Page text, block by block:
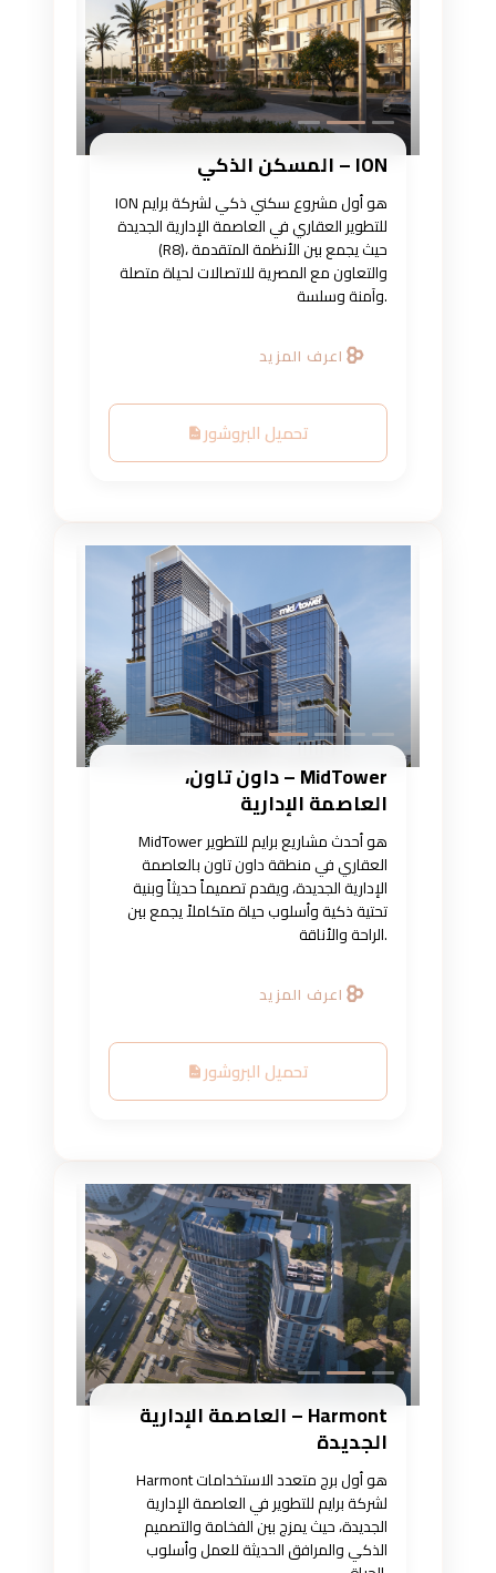
ION – المسكن الذكي
ION هو أول مشروع سكني ذكي لشركة برايم
للتطوير العقاري في العاصمة الإدارية الجديدة
(R8)، حيث يجمع بين الأنظمة المتقدمة
والتعاون مع المصرية للاتصالات لحياة متصلة
وآمنة وسلسة.
اعرف المزيد
تحميل البروشور
MidTower – داون تاون،
العاصمة الإدارية
MidTower هو أحدث مشاريع برايم للتطوير
العقاري في منطقة داون تاون بالعاصمة
الإدارية الجديدة، ويقدم تصميماً حديثاً وبنية
تحتية ذكية وأسلوب حياة متكاملاً يجمع بين
الراحة والأناقة.
اعرف المزيد
تحميل البروشور
Harmont – العاصمة الإدارية
الجديدة
Harmont هو أول برج متعدد الاستخدامات
لشركة برايم للتطوير في العاصمة الإدارية
الجديدة، حيث يمزج بين الفخامة والتصميم
الذكي والمرافق الحديثة للعمل وأسلوب